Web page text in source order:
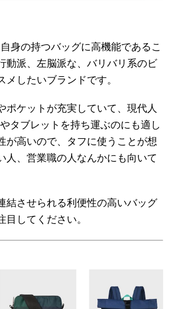
身の持つバッグに高機能であるこ
動派、左脳派な、バリバリ系のビ
メしたいブランドです。
ポケットが充実していて、現代人
タブレットを持ち運ぶのにも適し
が高いので、タフに使うことが想
人、営業職の人なんかにも向いて
結させられる利便性の高いバッグ
目してください。